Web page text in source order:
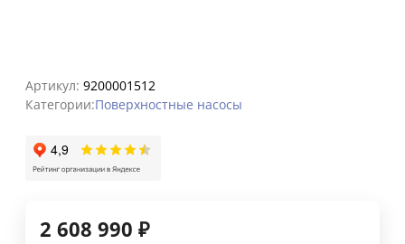
Артикул: 9200001512
Категории:Поверхностные насосы
2 608 990 ₽